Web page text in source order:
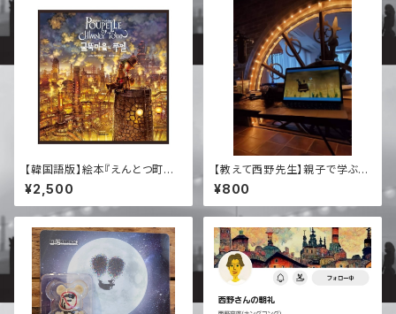
【韓国語版】絵本『えんとつ町の
プペル』
¥2,500
【教えて西野先生】親子で学ぶ！
とっても大切なお金の話(アーカ
イブ)
¥800